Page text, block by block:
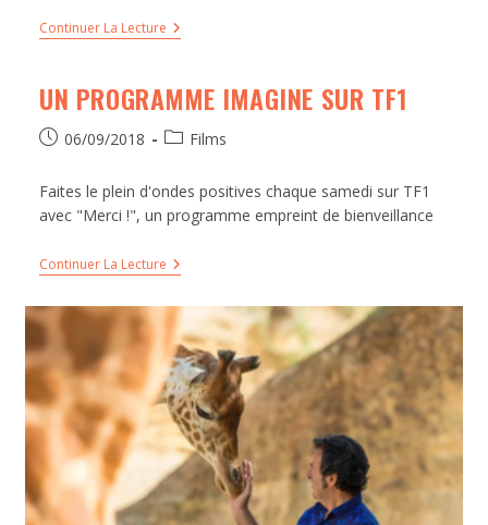
Continuer La Lecture
UN PROGRAMME IMAGINE SUR TF1
06/09/2018 Films
Faites le plein d'ondes positives chaque samedi sur TF1
avec "Merci !", un programme empreint de bienveillance
Continuer La Lecture